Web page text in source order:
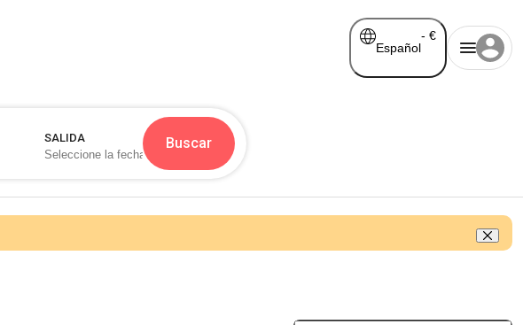
Español
- €
SALIDA Buscar